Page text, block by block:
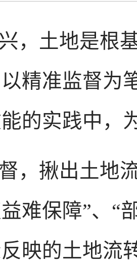
，土地是根
精准监督为
的实践中，
，揪出土地
难保障”、
映的土地流